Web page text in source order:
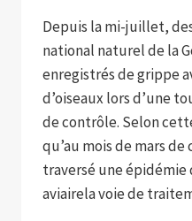
Depuis la mi-juillet,
national naturel de la
enregistrés de grippe
d’oiseaux lors d’une
de contrôle. Selon
qu’au mois de mars
traversé une épidémie
aviairela voie de